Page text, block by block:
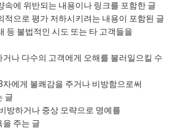
속에 위반되는 내용이나 링크를 포함한 글
적으로 평가 저하시키려는 내용이 포함된 글
등 불법적인 시도 또는 타 고객들을
나 다수의 고객에게 오해를 불러일으킬 수
자에게 불쾌감을 주거나 비방함으로써
글
방하거나 중상 모략으로 명예를
주는 글